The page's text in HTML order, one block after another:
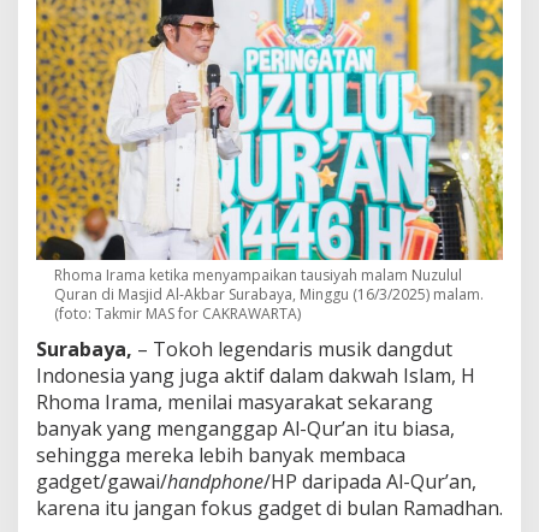
A
k
b
a
r
u
r
a
b
a
y
a
R
h
o
m
a
I
r
Rhoma Irama ketika menyampaikan tausiyah malam Nuzulul
Quran di Masjid Al-Akbar Surabaya, Minggu (16/3/2025) malam.
(foto: Takmir MAS for CAKRAWARTA)
Surabaya, – Tokoh legendaris musik dangdut
Indonesia yang juga aktif dalam dakwah Islam, H
Rhoma Irama, menilai masyarakat sekarang
banyak yang menganggap Al-Qur’an itu biasa,
sehingga mereka lebih banyak membaca
gadget/gawai/handphone/HP daripada Al-Qur’an,
karena itu jangan fokus gadget di bulan Ramadhan.